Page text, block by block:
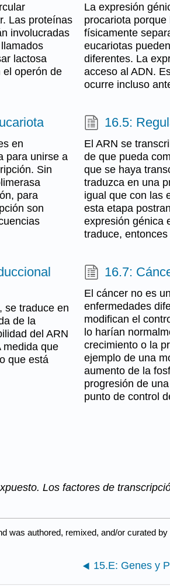
Las proteínas
involucradas
lactosa
el operón de
La expresión
procariota
físicamente
eucariotas
diferentes. La
acceso al ADN.
ocurre incluso
en
para unirse a
Sin
para
son
16.5:
El ARN se
de que pueda
que se haya
traduzca en una
igual que con las
esta etapa
expresión génica
traduce,
se traduce en
de la
del ARN
medida que
que está
16.7:
El cáncer no es
enfermedades
modifican el
lo harían
crecimiento o la
ejemplo de una
aumento de la
progresión de
punto de control
Los factores de
was authored, remixed, and/or curated by
15.E: Genes y